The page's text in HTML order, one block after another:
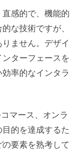
重要性
する
感的で、機能的
な技術ですが、
ません。デザイ
ターフェースを
率的なインタラ
マース、オンラ
的を達成するた
の要素を熟考して